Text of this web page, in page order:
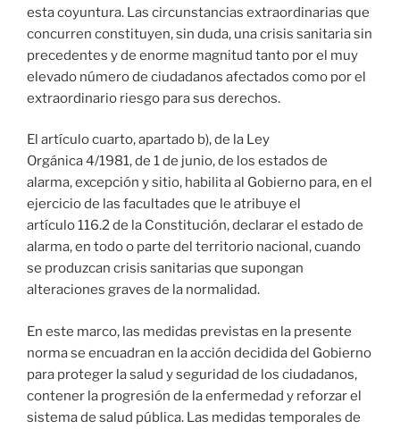
esta coyuntura. Las circunstancias extraordinarias que
concurren constituyen, sin duda, una crisis sanitaria sin
precedentes y de enorme magnitud tanto por el muy
elevado número de ciudadanos afectados como por el
extraordinario riesgo para sus derechos.
El artículo cuarto, apartado b), de la Ley
Orgánica 4/1981, de 1 de junio, de los estados de
alarma, excepción y sitio, habilita al Gobierno para, en el
ejercicio de las facultades que le atribuye el
artículo 116.2 de la Constitución, declarar el estado de
alarma, en todo o parte del territorio nacional, cuando
se produzcan crisis sanitarias que supongan
alteraciones graves de la normalidad.
En este marco, las medidas previstas en la presente
norma se encuadran en la acción decidida del Gobierno
para proteger la salud y seguridad de los ciudadanos,
contener la progresión de la enfermedad y reforzar el
sistema de salud pública. Las medidas temporales de